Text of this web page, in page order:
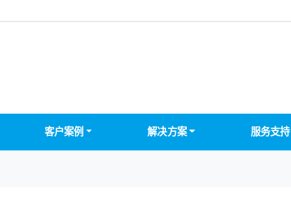
客户案例 解决方案 服务支持